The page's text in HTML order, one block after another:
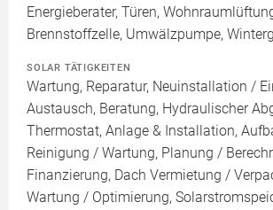
Energieberater, Türen,
Brennstoffzelle, Umwälzpumpe,
SOLAR TÄTIGKEITEN
Wartung, Reparatur, Neuinstallation /
Austausch, Beratung, Hydraulischer
Thermostat, Anlage & Installation,
Reinigung / Wartung, Planung /
Finanzierung, Dach Vermietung /
Wartung / Optimierung,